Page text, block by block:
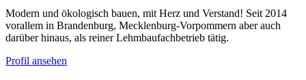
Modern und ökologisch bauen, mit Herz und Verstand! Seit 2014
vorallem in Brandenburg, Mecklenburg-Vorpommern aber auch
darüber hinaus, als reiner Lehmbaufachbetrieb tätig.
Profil ansehen